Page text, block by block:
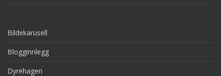
Bildekarusell
Blogginnlegg
Dyrehagen